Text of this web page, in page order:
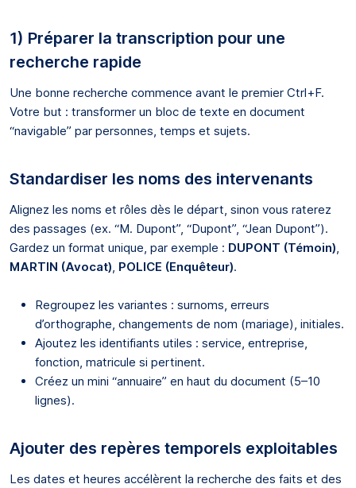
1) Préparer la transcription pour une
recherche rapide
Une bonne recherche commence avant le premier Ctrl+F.
Votre but : transformer un bloc de texte en document
“navigable” par personnes, temps et sujets.
Standardiser les noms des intervenants
Alignez les noms et rôles dès le départ, sinon vous raterez
des passages (ex. “M. Dupont”, “Dupont”, “Jean Dupont”).
Gardez un format unique, par exemple : DUPONT (Témoin)
MARTIN (Avocat) POLICE (Enquêteur).
Regroupez les variantes : surnoms, erreurs
d’orthographe, changements de nom (mariage), initiales.
Ajoutez les identifiants utiles : service, entreprise,
fonction, matricule si pertinent.
Créez un mini “annuaire” en haut du document (5–10
lignes).
Ajouter des repères temporels exploitables
Les dates et heures accélèrent la recherche des faits et des